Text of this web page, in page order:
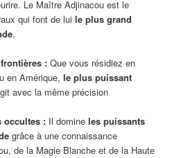
Le Maître Adjinacou est le
qui font de luile plus grand
.
:Que vous résidiez en
en Amérique, le plus puissant
avec la même précision
occultes :Il domine les puissants
grâce à une connaissance
de la Magie Blanche et de la Haute